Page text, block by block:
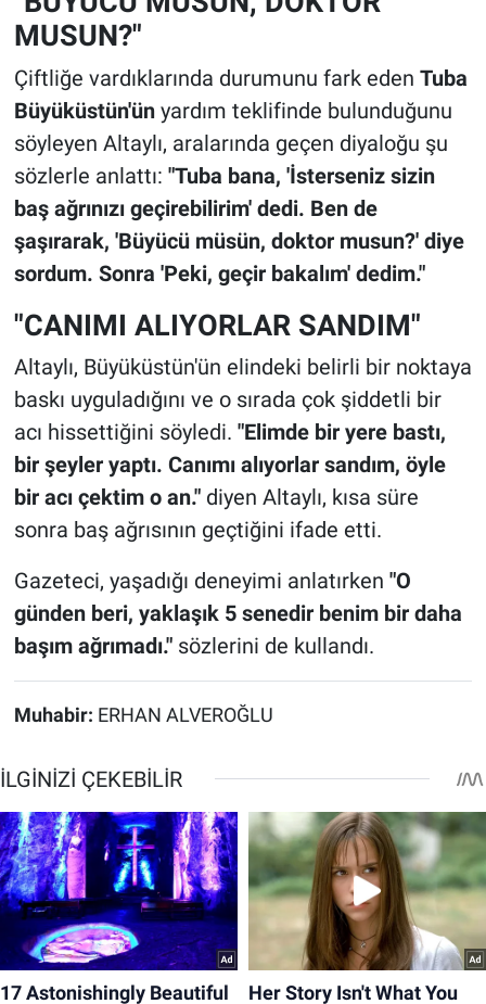
MUSUN?"
Çiftliğe vardıklarında durumunu fark eden Tuba
Büyüküstün'ünyardım teklifinde bulunduğunu
söyleyen Altaylı, aralarında geçen diyaloğu şu
sözlerle anlattı: "Tuba bana, 'İsterseniz sizin
baş ağrınızı geçirebilirim' dedi. Ben de
şaşırarak, 'Büyücü müsün, doktor musun?' diye
sordum. Sonra 'Peki, geçir bakalım' dedim."
"CANIMI ALIYORLAR SANDIM"
Altaylı, Büyüküstün'ün elindeki belirli bir noktaya
baskı uyguladığını ve o sırada çok şiddetli bir
acı hissettiğini söyledi. "Elimde bir yere bastı,
bir şeyler yaptı. Canımı alıyorlar sandım, öyle
bir acı çektim o an."diyen Altaylı, kısa süre
sonra baş ağrısının geçtiğini ifade etti.
Gazeteci, yaşadığı deneyimi anlatırken "O
günden beri, yaklaşık 5 senedir benim bir daha
başım ağrımadı."sözlerini de kullandı.
Muhabir: ERHAN ALVEROĞLU